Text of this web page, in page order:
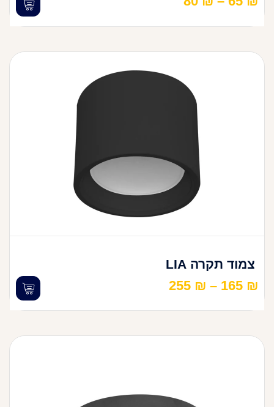
צמוד תקרה LIA
165 ₪
–
255 ₪